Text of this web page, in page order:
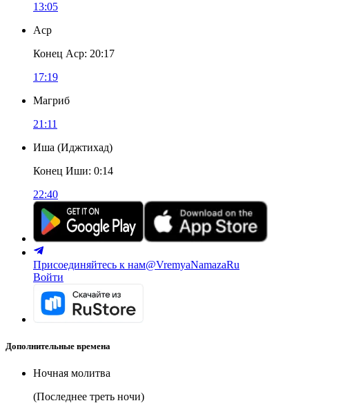
13:05
Аср
Конец Аср: 20:17
17:19
Магриб
21:11
Иша (Иджтихад)
Конец Иши: 0:14
22:40
Присоединяйтесь к нам@VremyaNamazaRu
Войти
Дополнительные времена
Ночная молитва
(Последнее треть ночи)